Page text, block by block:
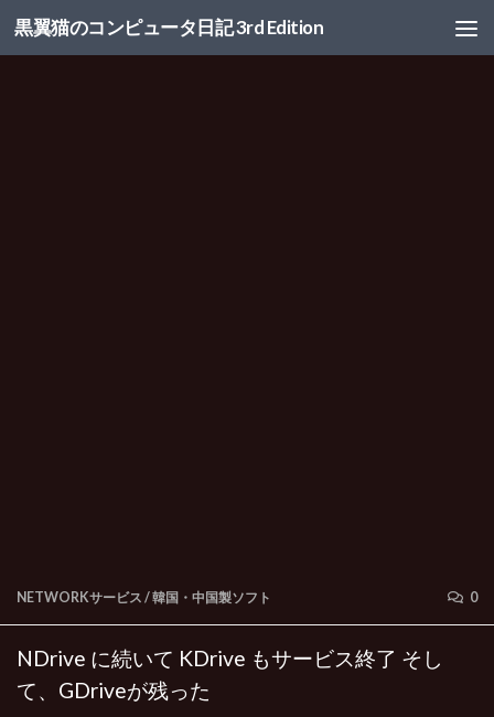
コンテンツへスキップ
黒翼猫のコンピュータ日記 3rd Edition
NETWORKサービス /韓国・中国製ソフト 0
NDrive に続いて KDrive もサービス終了 そし
て、GDriveが残った